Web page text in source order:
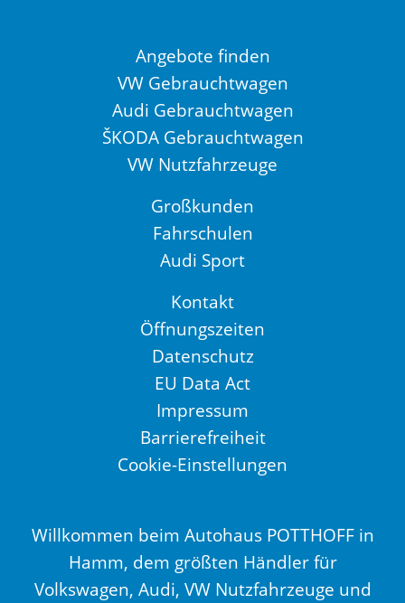
Angebote finden
VW Gebrauchtwagen
Audi Gebrauchtwagen
ŠKODA Gebrauchtwagen
VW Nutzfahrzeuge
Großkunden
Fahrschulen
Audi Sport
Kontakt
Öffnungszeiten
Datenschutz
EU Data Act
Impressum
Barrierefreiheit
Cookie-Einstellungen
Willkommen beim Autohaus POTTHOFF in
Hamm, dem größten Händler für
Volkswagen, Audi, VW Nutzfahrzeuge und